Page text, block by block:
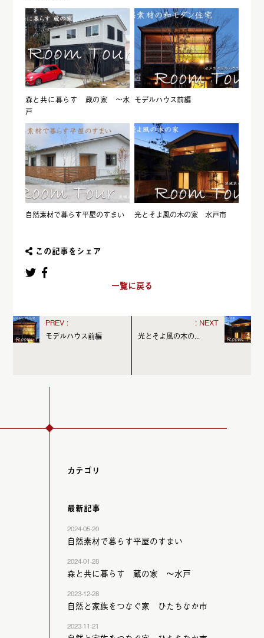
カテゴリ
最新記事
2024-05-20
自然素材で暮らす平屋のすまい
2024-01-28
森と共に暮らす 蔵の家 ～水戸
2023-12-28
自然と家族をつなぐ家 ひたちなか市
2023-11-21
森と共に暮らす 蔵の家 ～水
戸
モデルハウス前編
自然素材で暮らす平屋のすまい 光とそよ風の木の家 水戸市
この記事をシェア
一覧に戻る
モデルハウス前編 光とそよ風の木の...